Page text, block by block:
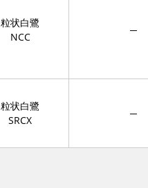
粒状白鷺
NCC
─
粒状白鷺
SRCX
─